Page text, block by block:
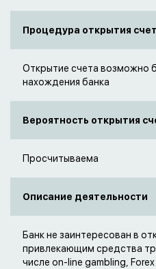
Процедура открытия
Открытие счета возможно
нахождения банка
Вероятность открытия
Просчитываема
Описание деятельности
Банк не заинтересован в
привлекающим средства
числе on-line gambling,